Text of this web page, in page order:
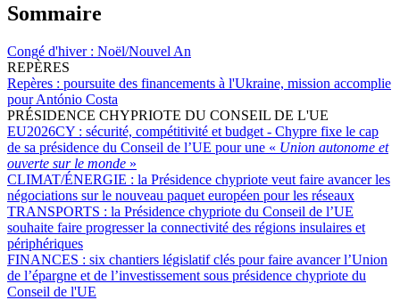
Sommaire
Congé d'hiver : Noël/Nouvel An
REPÈRES
Repères : poursuite des financements à l'Ukraine, mission accomplie
pour António Costa
PRÉSIDENCE CHYPRIOTE DU CONSEIL DE L'UE
EU2026CY : sécurité, compétitivité et budget - Chypre fixe le cap
de sa présidence du Conseil de l’UE pour une « Union autonome et
ouverte sur le monde »
CLIMAT/ÉNERGIE : la Présidence chypriote veut faire avancer les
négociations sur le nouveau paquet européen pour les réseaux
TRANSPORTS : la Présidence chypriote du Conseil de l’UE
souhaite faire progresser la connectivité des régions insulaires et
périphériques
FINANCES : six chantiers législatif clés pour faire avancer l’Union
de l’épargne et de l’investissement sous présidence chypriote du
Conseil de l'UE